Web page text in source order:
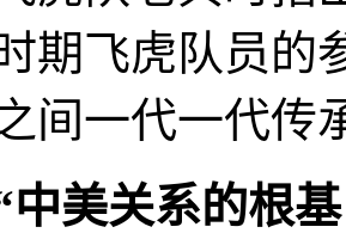
期飞虎队员的
间一代一代传
中美关系的根